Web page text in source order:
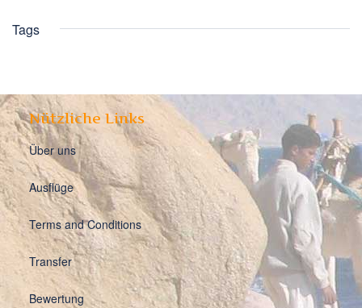
Tags
Nützliche Links
Über uns
Ausflüge
Terms and Conditions
Transfer
Bewertung